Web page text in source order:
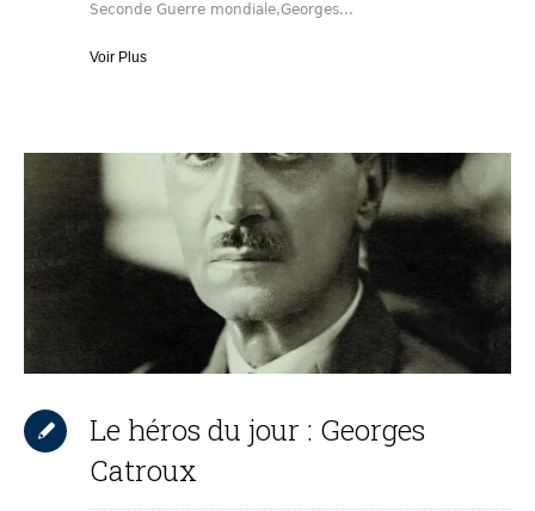
Seconde Guerre mondiale,Georges...
Voir Plus
Le héros du jour : Georges
Catroux